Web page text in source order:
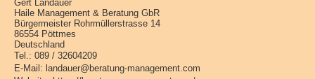
Gert Landauer
Haile Management & Beratung GbR
Bürgermeister Rohrmüllerstrasse 14
86554 Pöttmes
Deutschland
Tel.: 089 / 32604209
E-Mail: landauer@beratung-management.com